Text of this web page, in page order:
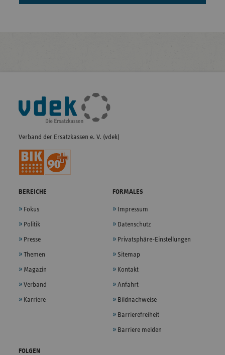
Fußleisten-
Navigation
Verband der Ersatzkassen e. V. (vdek)
BEREICHE
Fokus
Politik
Presse
Themen
Magazin
Verband
Karriere
FORMALES
Impressum
Datenschutz
Privatsphäre-Einstellungen
Sitemap
Kontakt
Anfahrt
Bildnachweise
Barrierefreiheit
Barriere melden
FOLGEN